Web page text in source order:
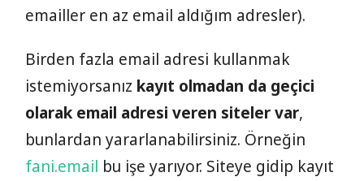
emailler en az email aldığım adresler).
Birden fazla email adresi kullanmak
istemiyorsanız kayıt olmadan da geçici
olarak email adresi veren siteler var,
bunlardan yararlanabilirsiniz. Örneğin
fani.email bu işe yarıyor. Siteye gidip kayıt